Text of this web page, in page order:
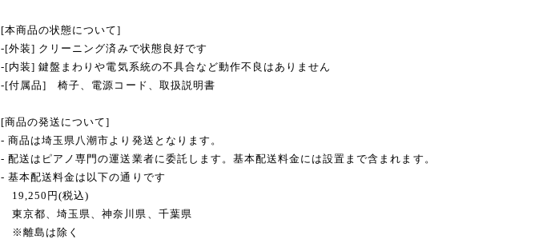
[本商品の状態について]
-[外装] クリーニング済みで状態良好です
-[内装] 鍵盤まわりや電気系統の不具合など動作不良はありません
-[付属品] 椅子、電源コード、取扱説明書
[商品の発送について]
- 商品は埼玉県八潮市より発送となります。
- 配送はピアノ専門の運送業者に委託します。基本配送料金には設置まで含まれます。
- 基本配送料金は以下の通りです
19,250円(税込)
東京都、埼玉県、神奈川県、千葉県
※離島は除く